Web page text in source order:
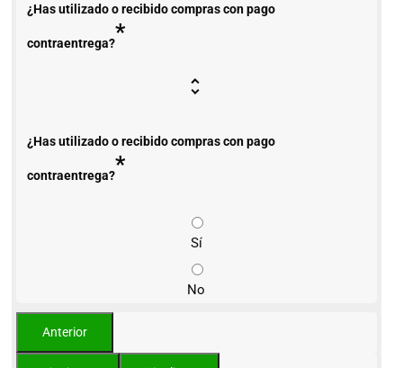
¿Has utilizado o recibido compras con pago
contraentrega?*
¿Has utilizado o recibido compras con pago
contraentrega?*
Sí
No